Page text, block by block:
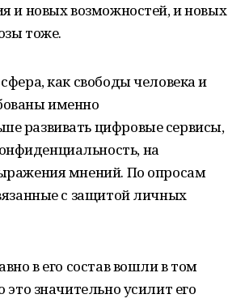
и новых возможностей, и новых
тоже.
как свободы человека и
именно
развивать цифровые сервисы,
на
мнений. По опросам
с защитой личных
в его состав вошли в том
значительно усилит его